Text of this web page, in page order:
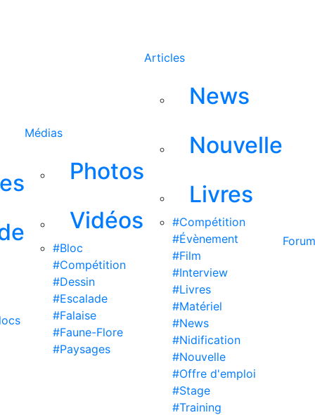
Médias
Photos
Vidéos
#Bloc
#Compétition
#Dessin
#Escalade
#Falaise
#Faune-Flore
#Paysages
Articles
News
Nouvelle
Livres
#Compétition
#Évènement
#Film
#Interview
#Livres
#Matériel
#News
#Nidification
#Nouvelle
#Offre d'emploi
#Stage
#Training
Forum